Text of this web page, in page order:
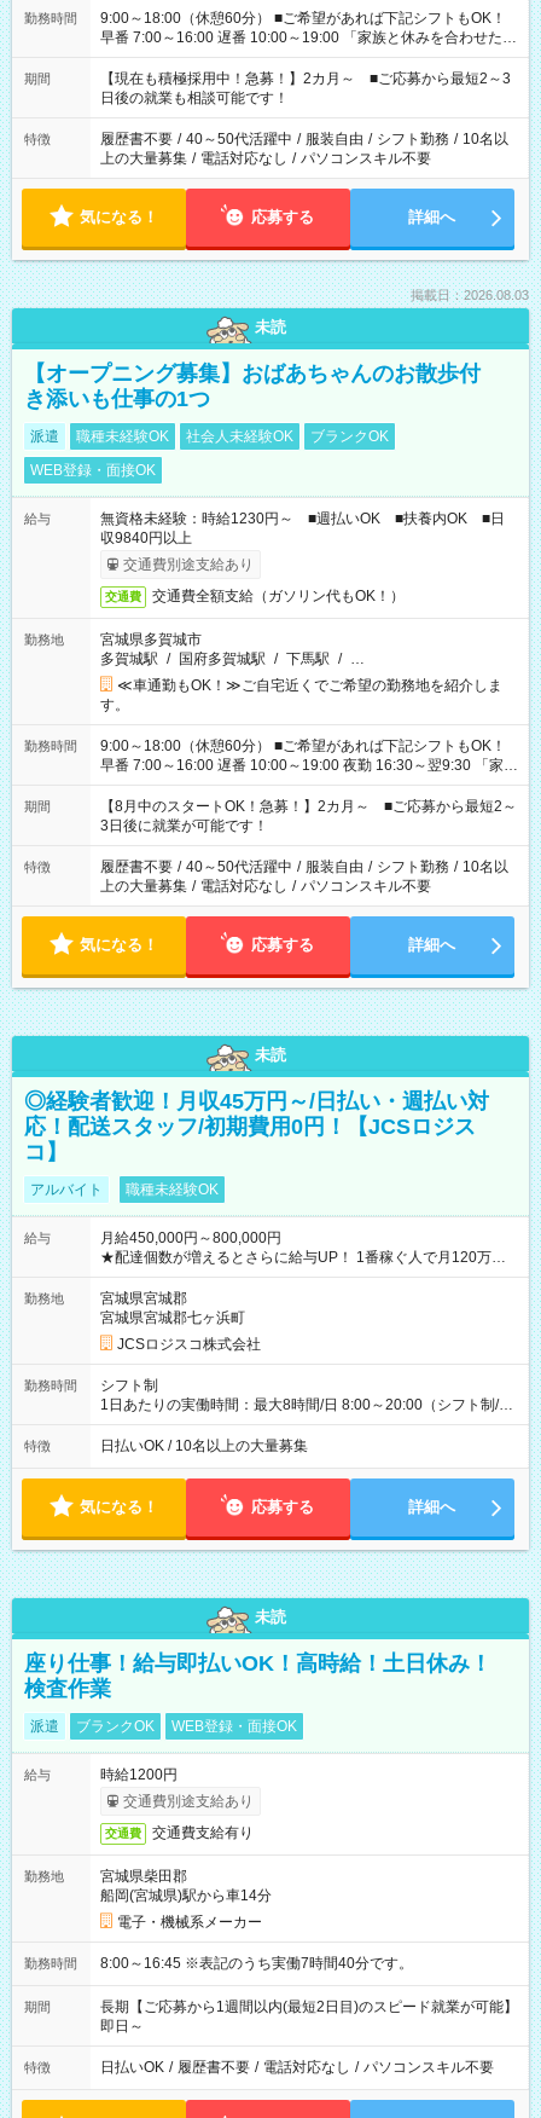
勤務時間
9:00～18:00（休憩60分） ■ご希望があれば下記シフトもOK！
早番 7:00～16:00 遅番 10:00～19:00 「家族と休みを合わせた
い」 「余裕を持って夕飯の準備がしたい」 「できれば残業はし
たくない」 など、ご希望を教えてくださいね。 ※Wワーク希望
の方へ 今ご覧のお仕事で希望する勤務時間と、もう1つのお仕事
の勤務時間。 合計で週40時間を超える場合は応募できません。
期間
【現在も積極採用中！急募！】2カ月～ ■ご応募から最短2～3
日後の就業も相談可能です！
特徴 履歴書不要 / 40～50代活躍中 / 服装自由 / シフト勤務 / 10名以
上の大量募集 / 電話対応なし / パソコンスキル不要
気になる！ 応募する 詳細へ
掲載日：2026.08.03
未読
【オープニング募集】おばあちゃんのお散歩付
き添いも仕事の1つ
派遣 職種未経験OK 社会人未経験OK
ブランクOK
WEB登録・面接OK
給与
無資格未経験：時給1230円～ ■週払いOK ■扶養内OK ■日
収9840円以上
交通費別途支給あり
交通費 交通費全額支給（ガソリン代もOK！）
勤務地
宮城県多賀城市
多賀城駅 / 国府多賀城駅 / 下馬駅 / …
≪車通勤もOK！≫ご自宅近くでご希望の勤務地を紹介しま
す。
勤務時間
9:00～18:00（休憩60分） ■ご希望があれば下記シフトもOK！
早番 7:00～16:00 遅番 10:00～19:00 夜勤 16:30～翌9:30 「家族
と休みを合わせたい」 「余裕を持って夕飯の準備がしたい」
「できれば残業はしたくない」 など、ご希望を教えてください
ね。 ※Wワーク希望の方へ 今ご覧のお仕事で希望する勤務時間
と、もう1つのお仕事の勤務時間。 合計で週40時間を超える場
合は応募できません。
期間
【8月中のスタートOK！急募！】2カ月～ ■ご応募から最短2～
3日後に就業が可能です！
特徴 履歴書不要 / 40～50代活躍中 / 服装自由 / シフト勤務 / 10名以
上の大量募集 / 電話対応なし / パソコンスキル不要
気になる！ 応募する 詳細へ
未読
◎経験者歓迎！月収45万円～/日払い・週払い対
応！配送スタッフ/初期費用0円！【JCSロジス
コ】
アルバイト 職種未経験OK
給与
月給450,000円～800,000円
★配達個数が増えるとさらに給与UP！ 1番稼ぐ人で月120万ほ
ど！ ・主要都市エリア 月収55万円／週5日稼働 月収65万~112
万円／週6日稼働 ・地方郊外エリア 月収40万円／週5日稼働 月
収40万円~50万円／週6日稼働 ＜モデルイメージ＞ ■月収50万
円 (27歳男性/江東区在住)※元建築関係 1日150個配達×25日勤務
(日休み) ■月収80万円(43歳男性/墨田区在住)※元営業 1日200個
勤務地
宮城県宮城郡
宮城県宮城郡七ヶ浜町
JCSロジスコ株式会社
勤務時間
シフト制
1日あたりの実働時間：最大8時間/日 8:00～20:00（シフト制/実
働8時間） ※週5日勤務（場所次第では週4も有り） ※配達状況
によって時間外での勤務可能性有り ※案件により多少の前後あ
特徴 日払いOK / 10名以上の大量募集
気になる！ 応募する 詳細へ
未読
座り仕事！給与即払いOK！高時給！土日休み！
検査作業
派遣 ブランクOK WEB登録・面接OK
給与
時給1200円
交通費別途支給あり
交通費 交通費支給有り
勤務地
宮城県柴田郡
船岡(宮城県)駅から車14分
電子・機械系メーカー
勤務時間 8:00～16:45 ※表記のうち実働7時間40分です。
期間
長期【ご応募から1週間以内(最短2日目)のスピード就業が可能】
即日～
特徴 日払いOK / 履歴書不要 / 電話対応なし / パソコンスキル不要